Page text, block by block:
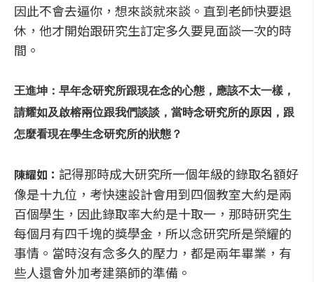
因此不會去逼你，想來談就來談。直到老師快要退
休，他才開始跟研究生訂定多久要見面談一次的時
間。
王進坤：早年念研究所跟現在念的心態，應該不太一樣，
請耀如及啟榕兩位跟我們談談，當時念研究所的原因，跟
怎麼看現在學生念研究所的狀態？
陳耀如： 記得那時成大研究所一個年級的錄取名額好
像是十九位，考快速設計會用到四個教室大約是兩
百個學生，因此錄取率大約是十取一，那時研究生
每個月有四千塊的獎學金，所以念研究所是榮耀的
事情。當時沒有念多久的壓力，都是兩年畢業，有
些人還會外加考建築師的準備。